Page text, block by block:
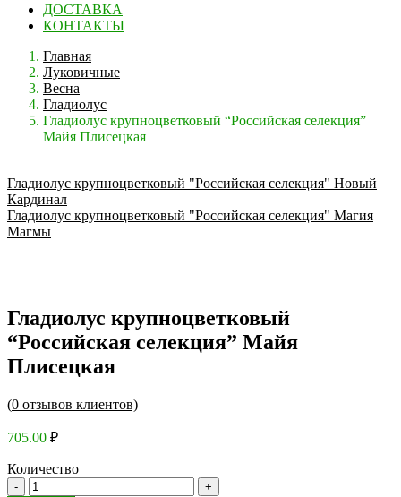
ДОСТАВКА
КОНТАКТЫ
Главная
Луковичные
Весна
Гладиолус
Гладиолус крупноцветковый “Российская селекция”
Майя Плисецкая
Гладиолус крупноцветковый "Российская селекция" Новый
Кардинал
Гладиолус крупноцветковый "Российская селекция" Магия
Магмы
Гладиолус крупноцветковый
“Российская селекция” Майя
Плисецкая
(0 отзывов клиентов)
705.00 ₽
Количество